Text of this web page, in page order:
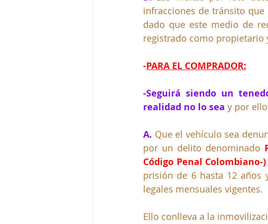
infracciones de tránsito
dado que este medio de
registrado como propietario
-PARA EL COMPRADOR:
-Seguirá siendo un
realidad no lo sea y por
A. Que el vehículo sea
por un delito denominado
Código Penal Colombiano-)
prisión de 6 hasta 12 años
legales mensuales vigentes.
Ello conlleva a la